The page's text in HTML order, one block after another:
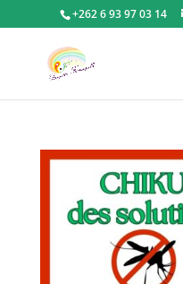
+262 6 93 97 03 14